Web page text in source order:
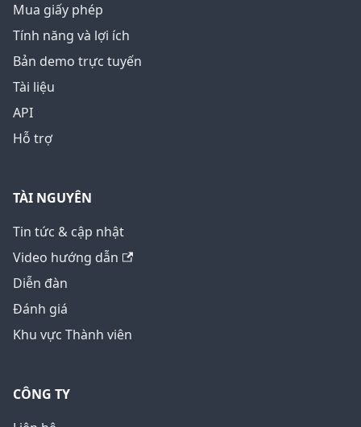
Mua giấy phép
Tính năng và lợi ích
Bản demo trực tuyến
Tài liệu
API
Hỗ trợ
TÀI NGUYÊN
Tin tức & cập nhật
Video hướng dẫn
Diễn đàn
Đánh giá
Khu vực Thành viên
CÔNG TY